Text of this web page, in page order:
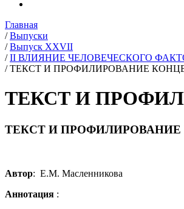
Главная
/ Выпуски
/ Выпуск XXVII
/ II ВЛИЯНИЕ ЧЕЛОВЕЧЕСКОГО
/ ТЕКСТ И ПРОФИЛИРОВАНИЕ
ТЕКСТ И
ТЕКСТ И
Автор: Е.М. Масленникова
Аннотация :